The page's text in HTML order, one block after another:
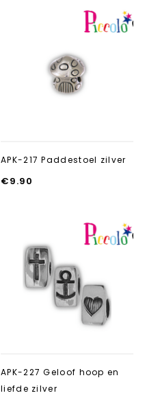
APK-217 Paddestoel zilver
€9.90
APK-227 Geloof hoop en
liefde zilver